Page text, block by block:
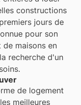
constructions
jours de
pour son
maisons en
recherche d'un
de logement
meilleures